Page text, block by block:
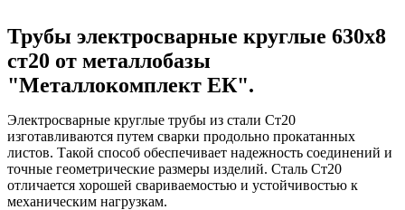
Трубы электросварные круглые 630x8
ст20 от металлобазы
"Металлокомплект ЕК".
Электросварные круглые трубы из стали Ст20
изготавливаются путем сварки продольно прокатанных
листов. Такой способ обеспечивает надежность соединений и
точные геометрические размеры изделий. Сталь Ст20
отличается хорошей свариваемостью и устойчивостью к
механическим нагрузкам.